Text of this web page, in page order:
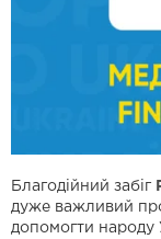
Благодійний забіг
дуже важливий
допомогти народу